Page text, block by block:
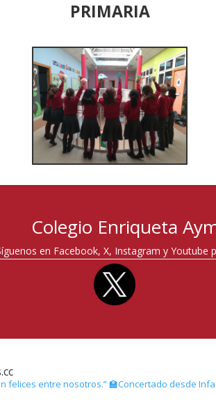
PRIMARIA
Colegio Enriqueta
en Facebook, X, Instagram y
felices entre nosotros.”🏫Concertado desde